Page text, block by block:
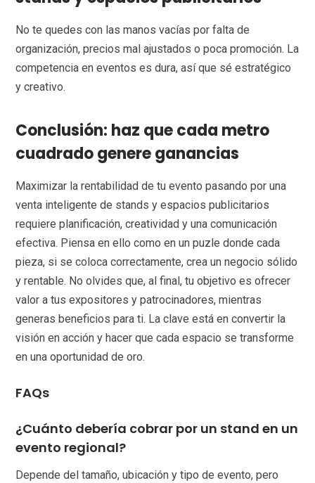
No te quedes con las manos vacías por falta de
organización, precios mal ajustados o poca promoción. La
competencia en eventos es dura, así que sé estratégico
y creativo.
Conclusión: haz que cada metro
cuadrado genere ganancias
Maximizar la rentabilidad de tu evento pasando por una
venta inteligente de stands y espacios publicitarios
requiere planificación, creatividad y una comunicación
efectiva. Piensa en ello como en un puzle donde cada
pieza, si se coloca correctamente, crea un negocio sólido
y rentable. No olvides que, al final, tu objetivo es ofrecer
valor a tus expositores y patrocinadores, mientras
generas beneficios para ti. La clave está en convertir la
visión en acción y hacer que cada espacio se transforme
en una oportunidad de oro.
FAQs
¿Cuánto debería cobrar por un stand en un
evento regional?
Depende del tamaño, ubicación y tipo de evento, pero